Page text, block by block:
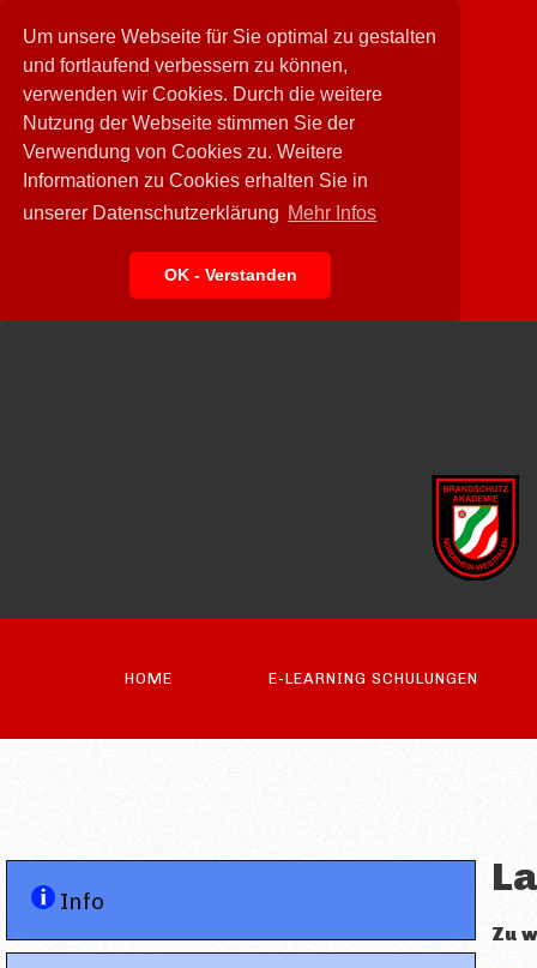
Um unsere Webseite für Sie optimal zu gestalten
und fortlaufend verbessern zu können,
verwenden wir Cookies. Durch die weitere
Nutzung der Webseite stimmen Sie der
Verwendung von Cookies zu. Weitere
Informationen zu Cookies erhalten Sie in
unserer Datenschutzerklärung Mehr Infos
OK - Verstanden
HOME E-LEARNING SCHULUNGEN
Zu
Info